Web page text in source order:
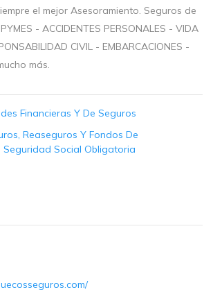
el mejor Asesoramiento. Seguros de
- ACCIDENTES PERSONALES - VIDA
CIVIL - EMBARCACIONES -
más.
Financieras Y De Seguros
Reaseguros Y Fondos De
Seguridad Social Obligatoria